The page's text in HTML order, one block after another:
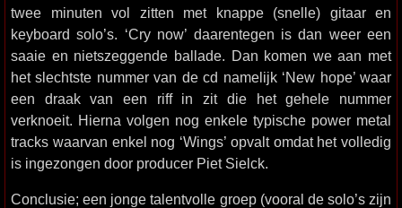
twee minuten vol zitten met knappe (snelle) gitaar en
keyboard solo’s. ‘Cry now’ daarentegen is dan weer een
saaie en nietszeggende ballade. Dan komen we aan met
het slechtste nummer van de cd namelijk ‘New hope’ waar
een draak van een riff in zit die het gehele nummer
verknoeit. Hierna volgen nog enkele typische power metal
tracks waarvan enkel nog ‘Wings’ opvalt omdat het volledig
is ingezongen door producer Piet Sielck.
Conclusie; een jonge talentvolle groep (vooral de solo’s zijn